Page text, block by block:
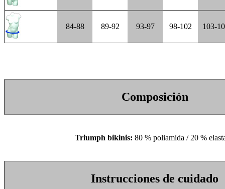
84-88 89-92 93-97 98-102 103-
Composición
Triumph bikinis: 80 % poliamida / 20 %
Instrucciones de cuidado